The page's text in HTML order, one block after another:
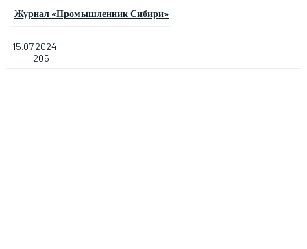
Журнал «Промышленник Сибири»
15.07.2024
205